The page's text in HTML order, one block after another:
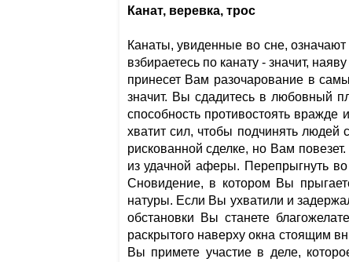
Канат, веревка, трос
Канаты, увиденные во сне,
взбираетесь по канату - значит,
принесет Вам разочарование в
значит. Вы сдадитесь в любовный
способность противостоять вражде
хватит сил, чтобы подчинять людей
рискованной сделке, но Вам
из удачной аферы. Перепрыгнуть во
Сновидение, в котором Вы
натуры. Если Вы ухватили и
обстановки Вы станете
раскрытого наверху окна стоящим
Вы примете участие в деле,